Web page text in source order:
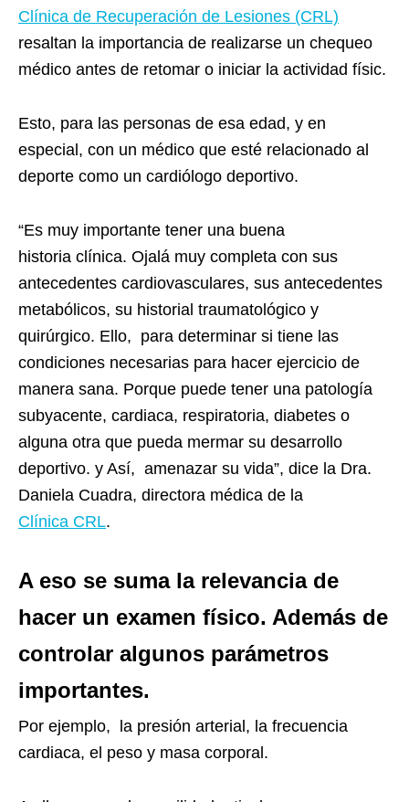
Cl ínica de Recuperación de Lesiones (CRL)
resaltan la importancia de realizarse un chequeo
médico antes de retomar o iniciar la actividad físic.
Esto, para las personas de esa edad, y en
especial, con un médico que esté relacionado al
deporte como un cardiólogo deportivo.
“Es muy importante tener una buena
historia cl ínica. Ojalá muy completa con sus
antecedentes cardiovasculares, sus antecedentes
metabólicos, su historial traumatológico y
quirúrgico. Ello, para determinar si tiene las
condiciones necesarias para hacer ejercicio de
manera sana. Porque puede tener una patología
subyacente, cardiaca, respiratoria, diabetes o
alguna otra que pueda mermar su desarrollo
deportivo. y Así, amenazar su vida”, dice la Dra.
Daniela Cuadra, directora médica de la
Cl ínica CRL.
A eso se suma la relevancia de
hacer un examen físico. Además de
controlar algunos parámetros
importantes.
Por ejemplo, la presión arterial, la frecuencia
cardiaca, el peso y masa corporal.